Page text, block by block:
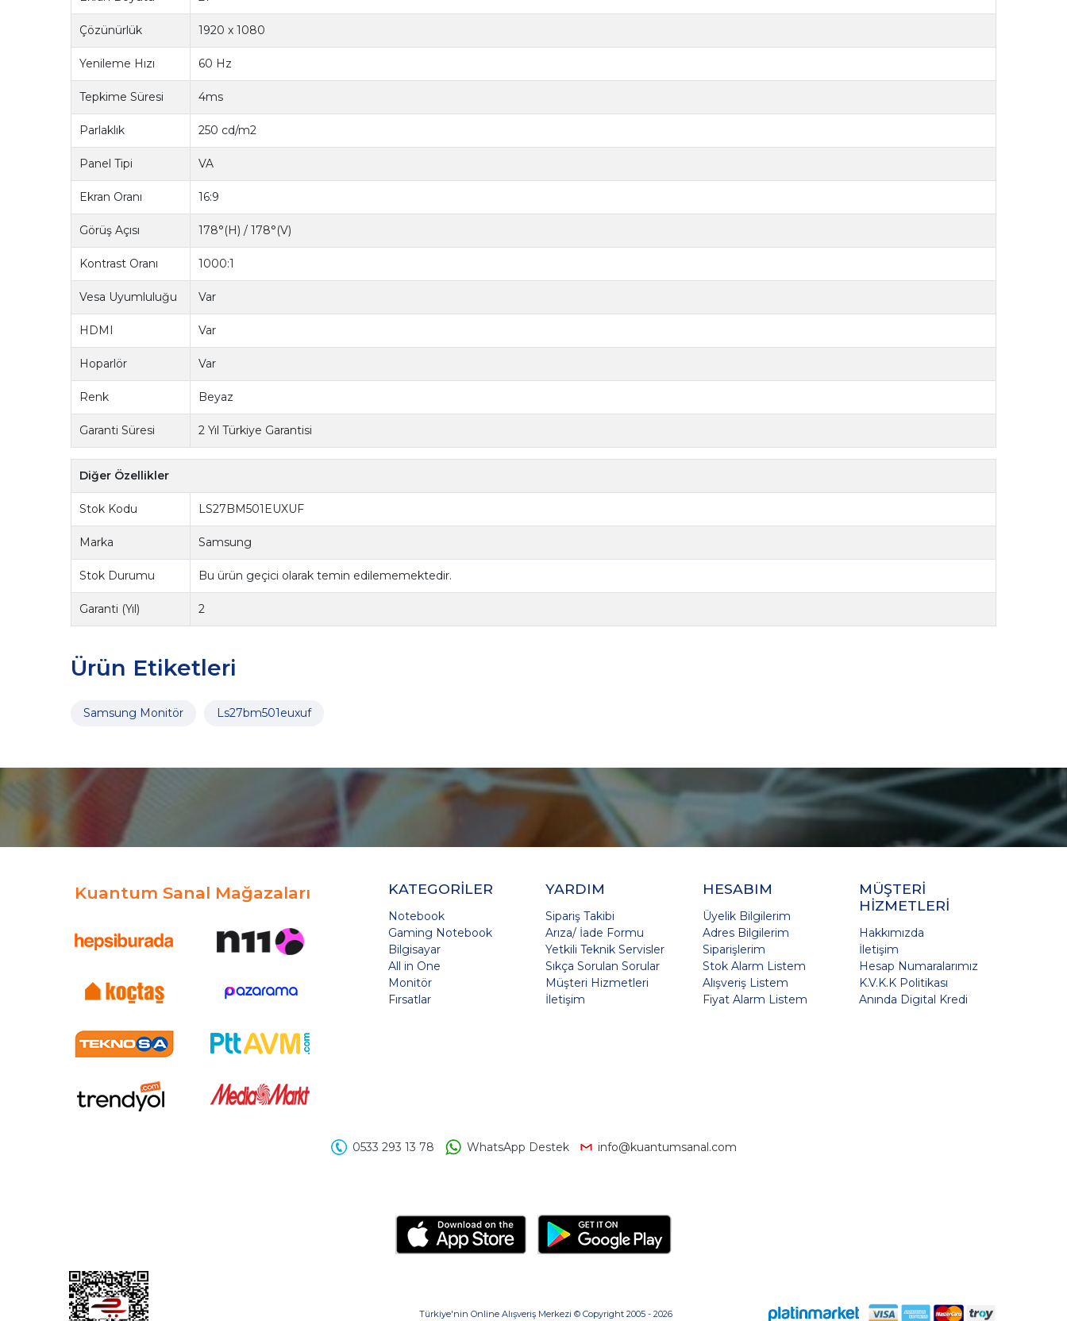
Çözünürlük 1920 x 1080
Yenileme Hızı 60 Hz
Tepkime Süresi 4ms
Parlaklık 250 cd/m2
Panel Tipi VA
Ekran Oranı 16:9
Görüş Açısı 178°(H) / 178°(V)
Kontrast Oranı 1000:1
Vesa Uyumluluğu Var
HDMI Var
Hoparlör Var
Renk Beyaz
Garanti Süresi 2 Yıl Türkiye Garantisi
Diğer Özellikler
Stok Kodu LS27BM501EUXUF
Marka Samsung
Stok Durumu Bu ürün geçici olarak temin edilememektedir.
Garanti (Yıl) 2
Ürün Etiketleri
Samsung Monitör Ls27bm501euxuf
Kuantum Sanal Mağazaları KATEGORİLER
Notebook
Gaming Notebook
Bilgisayar
All in One
Monitör
Fırsatlar
YARDIM
Sipariş Takibi
Arıza/ İade Formu
Yetkili Teknik Servisler
Sıkça Sorulan Sorular
Müşteri Hizmetleri
İletişim
HESABIM
Üyelik Bilgilerim
Adres Bilgilerim
Siparişlerim
Stok Alarm Listem
Alışveriş Listem
Fiyat Alarm Listem
MÜŞTERİ
HİZMETLERİ
Hakkımızda
İletişim
Hesap Numaralarımız
K.V.K.K Politikası
Anında Digital Kredi
0533 293 13 78 WhatsApp Destek info@kuantumsanal.com
Türkiye'nin Online Alışveriş Merkezi © Copyright 2005 - 2026